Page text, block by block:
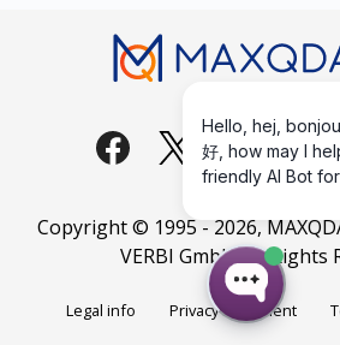
Copyright © 1995 -2026,
VERBI GmbH. All Rights
Legal info Privacy Statement